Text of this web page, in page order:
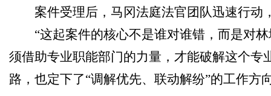
案件受理后，马冈法庭法官团队迅速行
“这起案件的核心不是谁对谁错，而是对
须借助专业职能部门的力量，才能破解这个
路，也定下了“调解优先、联动解纷”的工作方